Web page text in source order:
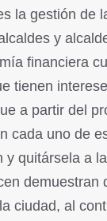
la gestión de
y
financiera
tienen
a partir del
cada uno de
quitársela a
demuestran
ciudad, al